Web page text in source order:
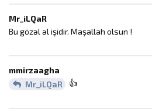
Mr_iLQaR
Bu gözəl əl işidir. Maşallah olsun !
mmirzaagha
Mr_iLQaR
👍️